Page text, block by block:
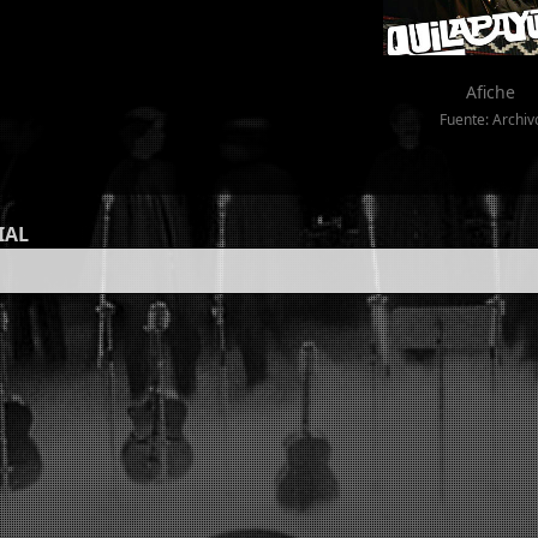
Afiche
Fuente: